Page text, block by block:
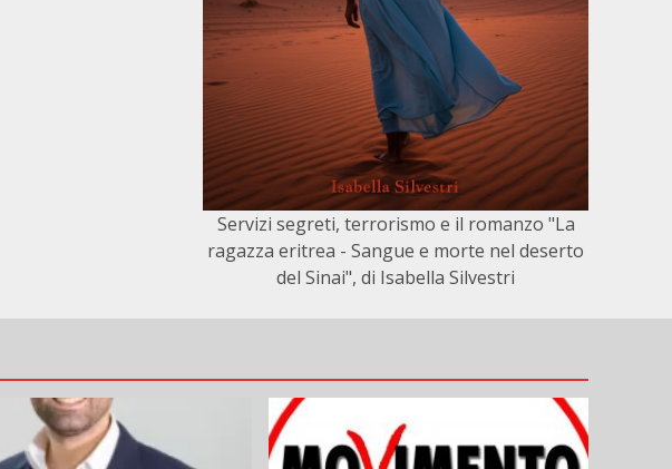
Servizi segreti, terrorismo e il romanzo "La
ragazza eritrea - Sangue e morte nel deserto
del Sinai", di Isabella Silvestri